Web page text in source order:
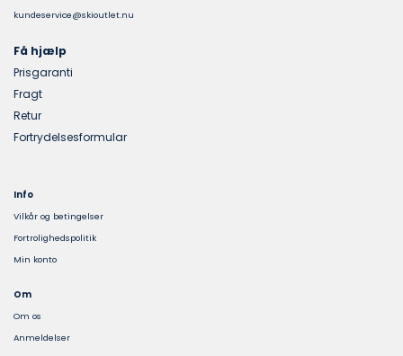
kundeservice@skioutlet.nu
Få hjælp
Prisgaranti
Fragt
Retur
Fortrydelsesformular
Info
Vilkår og betingelser
Fortrolighedspolitik
Min konto
Om
Om os
Anmeldelser